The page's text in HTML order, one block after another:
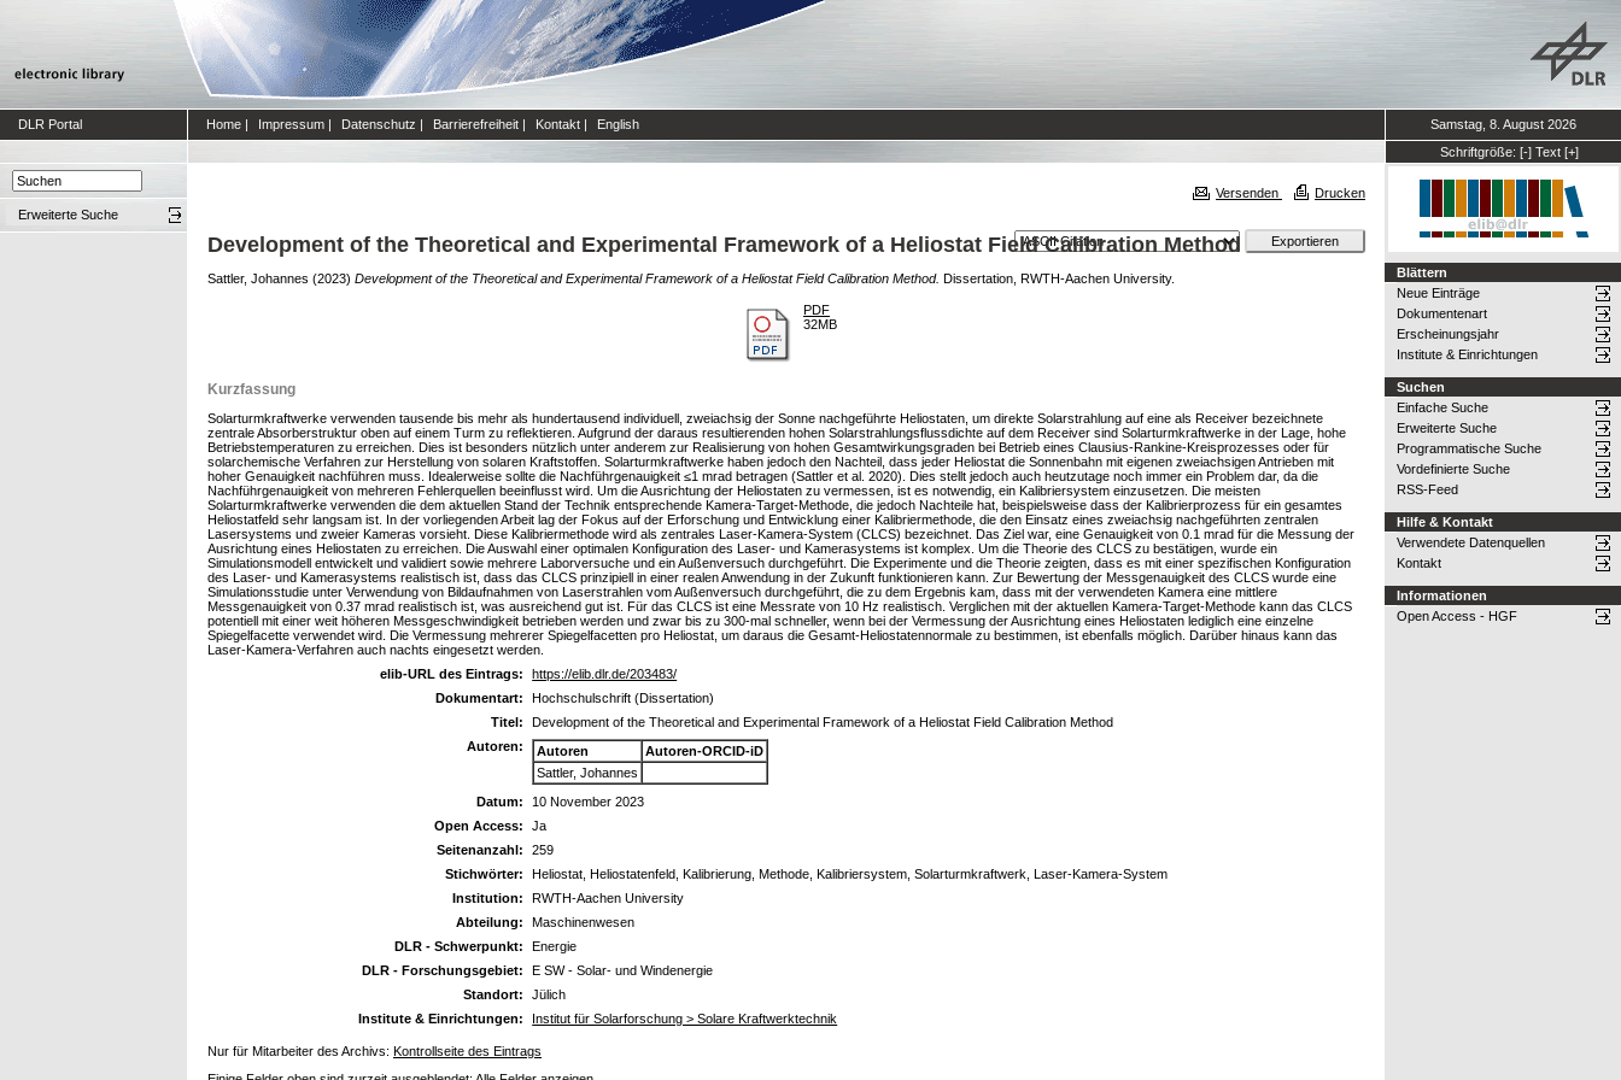
DLR Portal Home | Impressum | Datenschutz | Barrierefreiheit | Kontakt | English
Samstag, 8. August 2026
Schriftgröße: [-] Text [+]
Erweiterte Suche
Versenden Drucken
Development of the Theoretical and Experimental Framework of a Heliostat Field Calibration Method
Sattler, Johannes (2023) Development of the Theoretical and Experimental Framework of a Heliostat Field Calibration Method. Dissertation, RWTH-Aachen University.
PDF
32MB
Kurzfassung
Solarturmkraftwerke verwenden tausende bis mehr als hundertausend individuell, zweiachsig der Sonne nachgeführte Heliostaten, um direkte Solarstrahlung auf eine als Receiver bezeichnete
zentrale Absorberstruktur oben auf einem Turm zu reflektieren. Aufgrund der daraus resultierenden hohen Solarstrahlungsflussdichte auf dem Receiver sind Solarturmkraftwerke in der Lage, hohe
Betriebstemperaturen zu erreichen. Dies ist besonders nützlich unter anderem zur Realisierung von hohen Gesamtwirkungsgraden bei Betrieb eines Clausius-Rankine-Kreisprozesses oder für
solarchemische Verfahren zur Herstellung von solaren Kraftstoffen. Solarturmkraftwerke haben jedoch den Nachteil, dass jeder Heliostat die Sonnenbahn mit eigenen zweiachsigen Antrieben mit
hoher Genauigkeit nachführen muss. Idealerweise sollte die Nachführgenauigkeit ≤1 mrad betragen (Sattler et al. 2020). Dies stellt jedoch auch heutzutage noch immer ein Problem dar, da die
Nachführgenauigkeit von mehreren Fehlerquellen beeinflusst wird. Um die Ausrichtung der Heliostaten zu vermessen, ist es notwendig, ein Kalibriersystem einzusetzen. Die meisten
Solarturmkraftwerke verwenden die dem aktuellen Stand der Technik entsprechende Kamera-Target-Methode, die jedoch Nachteile hat, beispielsweise dass der Kalibrierprozess für ein gesamtes
Heliostatfeld sehr langsam ist. In der vorliegenden Arbeit lag der Fokus auf der Erforschung und Entwicklung einer Kalibriermethode, die den Einsatz eines zweiachsig nachgeführten zentralen
Lasersystems und zweier Kameras vorsieht. Diese Kalibriermethode wird als zentrales Laser-Kamera-System (CLCS) bezeichnet. Das Ziel war, eine Genauigkeit von 0.1 mrad für die Messung der
Ausrichtung eines Heliostaten zu erreichen. Die Auswahl einer optimalen Konfiguration des Laser- und Kamerasystems ist komplex. Um die Theorie des CLCS zu bestätigen, wurde ein
Simulationsmodell entwickelt und validiert sowie mehrere Laborversuche und ein Außenversuch durchgeführt. Die Experimente und die Theorie zeigten, dass es mit einer spezifischen Konfiguration
des Laser- und Kamerasystems realistisch ist, dass das CLCS prinzipiell in einer realen Anwendung in der Zukunft funktionieren kann. Zur Bewertung der Messgenauigkeit des CLCS wurde eine
Simulationsstudie unter Verwendung von Bildaufnahmen von Laserstrahlen vom Außenversuch durchgeführt, die zu dem Ergebnis kam, dass mit der verwendeten Kamera eine mittlere
Messgenauigkeit von 0.37 mrad realistisch ist, was ausreichend gut ist. Für das CLCS ist eine Messrate von 10 Hz realistisch. Verglichen mit der aktuellen Kamera-Target-Methode kann das CLCS
potentiell mit einer weit höheren Messgeschwindigkeit betrieben werden und zwar bis zu 300-mal schneller, wenn bei der Vermessung der Ausrichtung eines Heliostaten lediglich eine einzelne
Spiegelfacette verwendet wird. Die Vermessung mehrerer Spiegelfacetten pro Heliostat, um daraus die Gesamt-Heliostatennormale zu bestimmen, ist ebenfalls möglich. Darüber hinaus kann das
Laser-Kamera-Verfahren auch nachts eingesetzt werden.
elib-URL des Eintrags:
https://elib.dlr.de/203483/
Dokumentart:
Hochschulschrift (Dissertation)
Titel:
Development of the Theoretical and Experimental Framework of a Heliostat Field Calibration Method
Autoren:
Autoren
Autoren-ORCID-iD
Sattler, Johannes
Datum:
10 November 2023
Open Access:
Ja
Seitenanzahl:
259
Stichwörter:
Heliostat, Heliostatenfeld, Kalibrierung, Methode, Kalibriersystem, Solarturmkraftwerk, Laser-Kamera-System
Institution:
RWTH-Aachen University
Abteilung:
Maschinenwesen
DLR - Schwerpunkt:
Energie
DLR - Forschungsgebiet:
E SW - Solar- und Windenergie
Standort:
Jülich
Institute & Einrichtungen:
Institut für Solarforschung > Solare Kraftwerktechnik
Nur für Mitarbeiter des Archivs: Kontrollseite des Eintrags
Blättern
Neue Einträge
Dokumentenart
Erscheinungsjahr
Institute & Einrichtungen
Suchen
Einfache Suche
Erweiterte Suche
Programmatische Suche
Vordefinierte Suche
RSS-Feed
Hilfe & Kontakt
Verwendete Datenquellen
Kontakt
Informationen
Open Access - HGF